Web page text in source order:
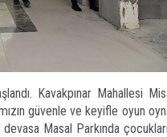
Kavakpınar Mahallesi
güvenle ve keyifle oyun
Masal Parkında